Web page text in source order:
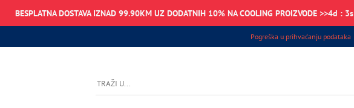
BESPLATNA DOSTAVA IZNAD 99.90KM UZ DODATNIH 10% NA COOLING PROIZVODE >>4d : 3s
Pogreška u prihvaćanju podataka